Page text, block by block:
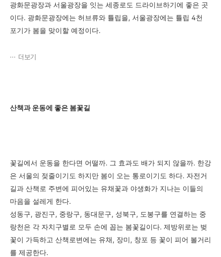
광화문광장과 서울광장을 잇는 세종로도 드라이브하기에 좋은 곳
이다. 광화문광장에는 허브류와 튤립을, 서울광장에는 튤립 4천
포기가 봄을 맞이할 예정이다.
더보기
산책과 운동에 좋은 봄꽃길
꽃길에서 운동을 한다면 어떨까. 그 효과도 배가 되지 않을까. 한강
은 서울의 젖줄이기도 하지만 봄이 오는 통로이기도 하다. 자전거
길과 산책로 주변에 피어있는 유채꽃과 야생화가 지나는 이들의
마음을 설레게 한다.
성동구, 광진구, 중랑구, 동대문구, 성북구, 도봉구를 연결하는 중
랑천은 각 자치구별로 모두 손에 꼽는 봄꽃길이다. 제방위로는 벚
꽃이 가득하고 산책로변에는 유채, 장미, 창포 등 꽃이 피어 볼거리
를 제공한다.